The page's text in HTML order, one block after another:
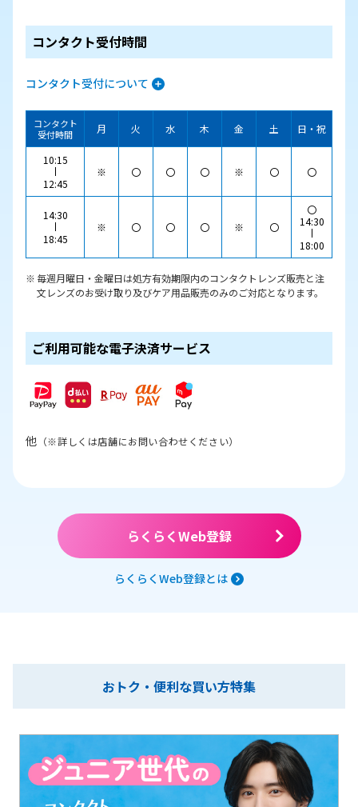
コンタクト受付時間
コンタクト受付について
コンタクト
受付時間
月 火 水 木 金 土 日・祝
10:15
12:45
※ 〇 〇 〇 ※ 〇 〇
14:30
18:45
※ 〇 〇 〇 ※ 〇
〇
14:30
18:00
毎週月曜日・金曜日は処方有効期限内のコンタクトレンズ販売と注
文レンズのお受け取り及びケア用品販売のみのご対応となります。
ご利用可能な電子決済サービス
他 （※詳しくは店舗にお問い合わせください）
らくらくWeb登録
らくらくWeb登録とは
おトク・便利な買い方特集